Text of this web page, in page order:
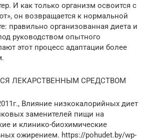
И как только организм освоится с
он возвращается к нормальной
правильно организованная диета и
руководством опытного
этот процесс адаптации более
ЛЕКАРСТВЕННЫМ СРЕДСТВОМ
Влияние низкокалорийных диет
заменителей пищи на
и клинико-биохимические
ожирением. https://pohudet.by/wp-